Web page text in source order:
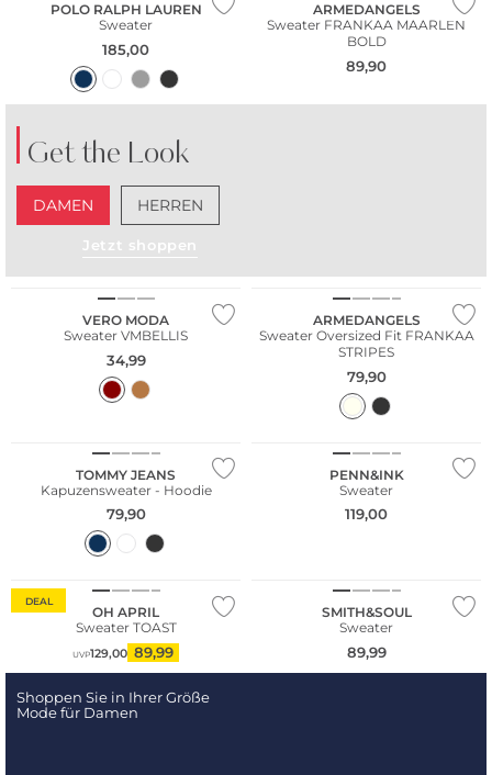
POLO RALPH LAUREN
Sweater
185,00
ARMEDANGELS
Sweater FRANKAA MAARLEN
BOLD
89,90
Get the Look
DAMEN HERREN
Jetzt shoppen
VERO MODA
Sweater VMBELLIS
34,99
ARMEDANGELS
Sweater Oversized Fit FRANKAA
STRIPES
79,90
TOMMY JEANS
Kapuzensweater - Hoodie
79,90
PENN&INK
Sweater
119,00
DEAL
OH APRIL
Sweater TOAST
UVP129,00 89,99
SMITH&SOUL
Sweater
89,99
Shoppen Sie in Ihrer Größe
Mode für Damen